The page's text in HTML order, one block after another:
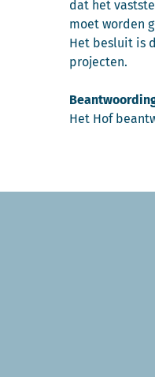
dat het
moet worden
Het besluit is
projecten.
Het Hof